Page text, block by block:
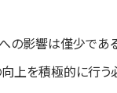
の影響は僅少で
上を積極的に行う